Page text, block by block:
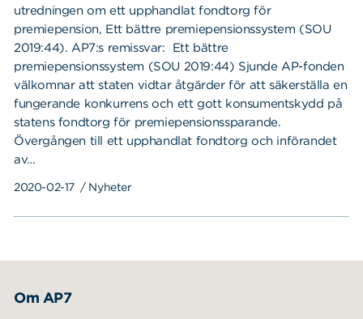
utredningen om ett upphandlat fondtorg för
premiepension, Ett bättre premiepensionssystem (SOU
2019:44). AP7:s remissvar: Ett bättre
premiepensionssystem (SOU 2019:44) Sjunde AP-fonden
välkomnar att staten vidtar åtgärder för att säkerställa en
fungerande konkurrens och ett gott konsumentskydd på
statens fondtorg för premiepensionssparande.
Övergången till ett upphandlat fondtorg och införandet
av…
2020-02-17 / Nyheter
Om AP7